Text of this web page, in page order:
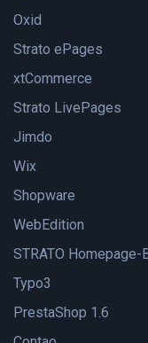
Oxid
Strato ePages
xtCommerce
Strato LivePages
Jimdo
Wix
Shopware
WebEdition
STRATO Homepage-
Typo3
PrestaShop 1.6